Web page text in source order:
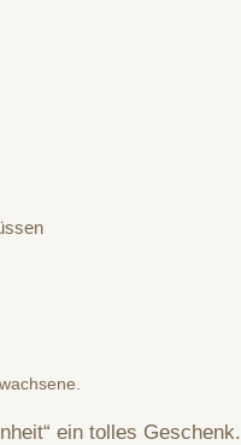
ein tolles Geschenk.